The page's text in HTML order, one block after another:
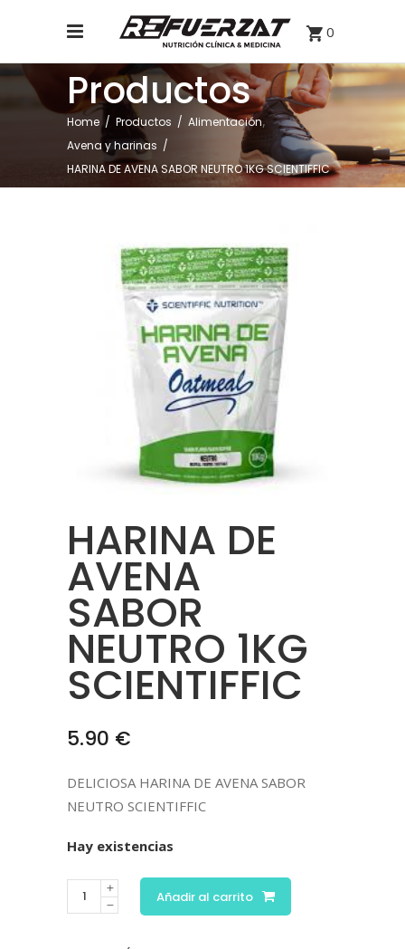
0
Productos
Home / Productos / Alimentación,
Avena y harinas /
HARINA DE AVENA SABOR NEUTRO 1KG SCIENTIFFIC
HARINA DE
AVENA
SABOR
NEUTRO 1KG
SCIENTIFFIC
5.90 €
DELICIOSA HARINA DE AVENA SABOR
NEUTRO SCIENTIFFIC
Hay existencias
Añadir al carrito